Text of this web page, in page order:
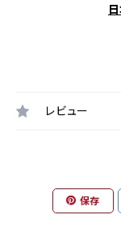
レビュー
保存